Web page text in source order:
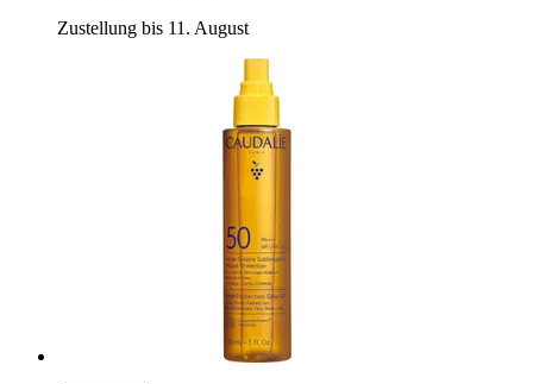
Zustellung bis 11. August